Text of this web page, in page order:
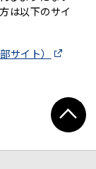
は以下のサイ
サイト）